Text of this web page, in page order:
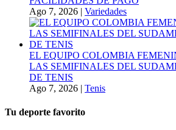
Ago 7, 2026 | Variedades
EL EQUIPO COLOMBIA
LAS SEMIFINALES DEL
DE TENIS
Ago 7, 2026 | Tenis
Tu deporte favorito